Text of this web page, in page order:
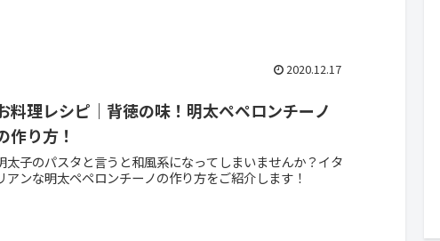
2020.12.17
料理レシピ｜背徳の味！明太ペペロンチーノ
作り方！
太子のパスタと言うと和風系になってしまいませんか？イタ
アンな明太ペペロンチーノの作り方をご紹介します！